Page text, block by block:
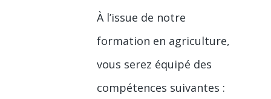
À l’issue de notre
formation en agriculture,
vous serez équipé des
compétences suivantes :